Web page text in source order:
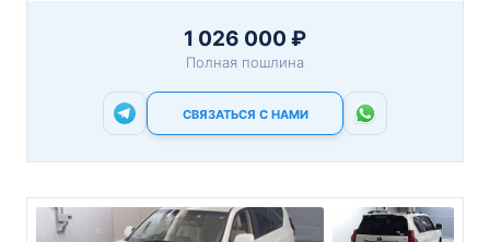
1 026 000 ₽
Полная пошлина
СВЯЗАТЬСЯ С НАМИ